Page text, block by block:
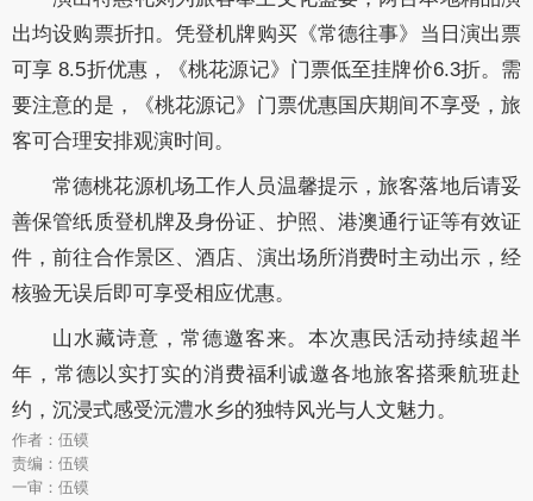
出均设购票折扣。凭登机牌购买《常德往事》当日演出票
可享 8.5折优惠，《桃花源记》门票低至挂牌价6.3折。需
要注意的是，《桃花源记》门票优惠国庆期间不享受，旅
客可合理安排观演时间。
常德桃花源机场工作人员温馨提示，旅客落地后请妥
善保管纸质登机牌及身份证、护照、港澳通行证等有效证
件，前往合作景区、酒店、演出场所消费时主动出示，经
核验无误后即可享受相应优惠。
山水藏诗意，常德邀客来。本次惠民活动持续超半
年，常德以实打实的消费福利诚邀各地旅客搭乘航班赴
约，沉浸式感受沅澧水乡的独特风光与人文魅力。
作者：伍镆
责编：伍镆
一审：伍镆